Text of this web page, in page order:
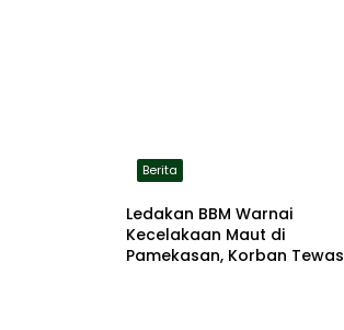
Berita
Ledakan BBM Warnai
Kecelakaan Maut di
Pamekasan, Korban Tewas